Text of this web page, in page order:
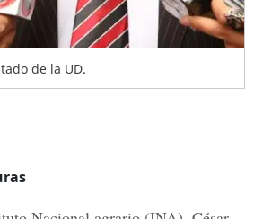
de la UD.